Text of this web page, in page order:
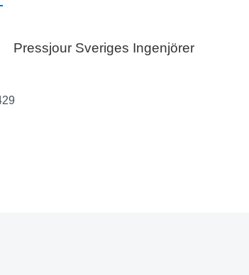
Pressjour Sveriges Ingenjörer